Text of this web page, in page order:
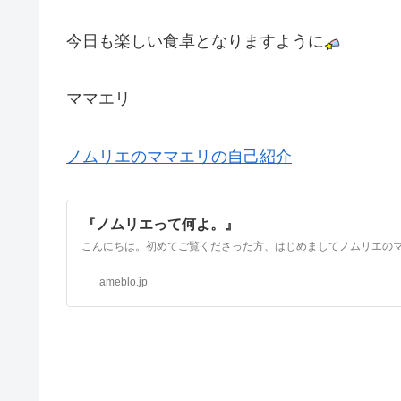
今日も楽しい食卓となりますように
ママエリ
ノムリエのママエリの自己紹介
『ノムリエって何よ。』
ameblo.jp